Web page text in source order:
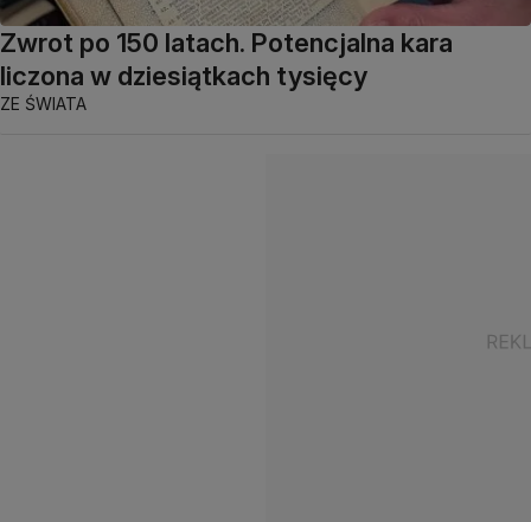
Zwrot po 150 latach. Potencjalna kara
liczona w dziesiątkach tysięcy
ZE ŚWIATA